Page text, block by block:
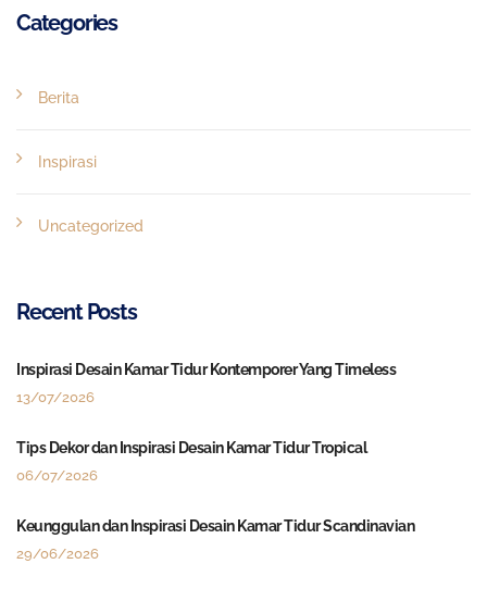
Categories
Berita
Inspirasi
Uncategorized
Recent Posts
Inspirasi Desain Kamar Tidur Kontemporer Yang Timeless
13/07/2026
Tips Dekor dan Inspirasi Desain Kamar Tidur Tropical
06/07/2026
Keunggulan dan Inspirasi Desain Kamar Tidur Scandinavian
29/06/2026